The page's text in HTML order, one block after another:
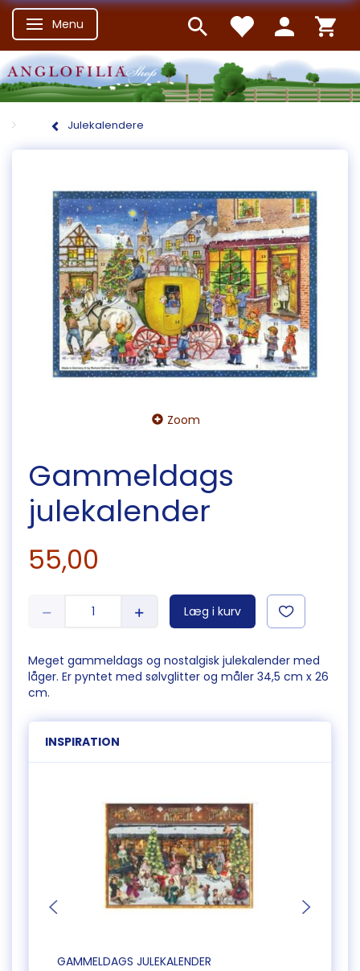
Skifte navigation
Menu
Julekalendere
Zoom
Gammeldags
julekalender
55,00
Læg i kurv
Meget gammeldags og nostalgisk julekalender med
låger. Er pyntet med sølvglitter og måler 34,5 cm x 26
cm.
INSPIRATION
GAMMELDAGS JULEKALENDER